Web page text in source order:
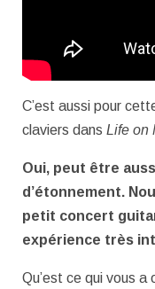
C’est aussi pour
claviers dans Life on
Oui, peut être
d’étonnement.
petit concert
expérience très
Qu’est ce qui vous a